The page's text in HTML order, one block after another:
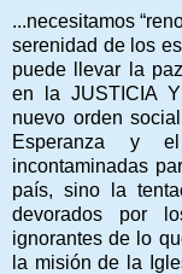
...necesitamos
serenidad de los
puede llevar la
en la JUSTICIA
nuevo orden
Esperanza y
incontaminadas
país, sino la
devorados por
ignorantes de lo
la misión de la